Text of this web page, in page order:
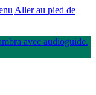
Aller au pied de
avec audioguide.